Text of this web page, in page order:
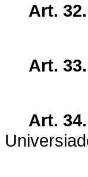
Art. 32.
Art. 33.
Art. 34.